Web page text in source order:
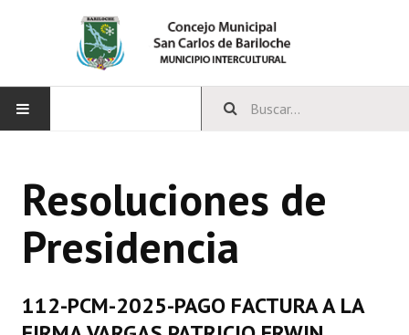
CONCEJO
Bloques Políticos
Comisiones Permanentes
Resoluciones de
Presidencia
112-PCM-2025-PAGO FACTURA A LA